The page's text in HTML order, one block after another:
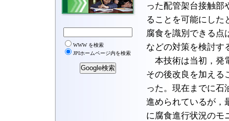
った配管架台接触部
ることを可能にした
腐食を識別できる点
などの対策を検討す
本技術は当初，発
その後改良を加える
った。現在までに石
進められているが，
に腐食進行状況のモ